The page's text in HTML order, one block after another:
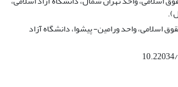
اسلامی، واحد ورامین- پیشوا، دانشگاه آزاد